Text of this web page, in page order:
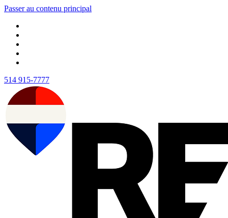
Passer au contenu principal
514 915-7777